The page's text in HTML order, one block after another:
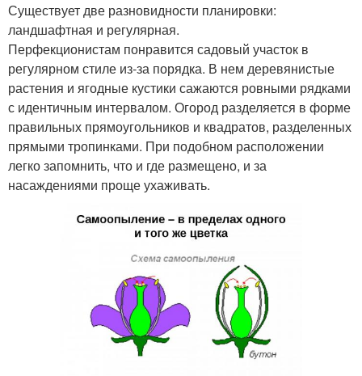
Существует две разновидности планировки:
ландшафтная и регулярная.
Перфекционистам понравится садовый участок в
регулярном стиле из-за порядка. В нем деревянистые
растения и ягодные кустики сажаются ровными рядками
с идентичным интервалом. Огород разделяется в форме
правильных прямоугольников и квадратов, разделенных
прямыми тропинками. При подобном расположении
легко запомнить, что и где размещено, и за
насаждениями проще ухаживать.